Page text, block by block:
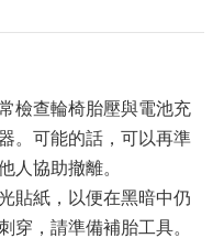
檢查輪椅胎壓與電池充
。可能的話，可以再準
人協助撤離。
貼紙，以便在黑暗中仍
穿，請準備補胎工具。